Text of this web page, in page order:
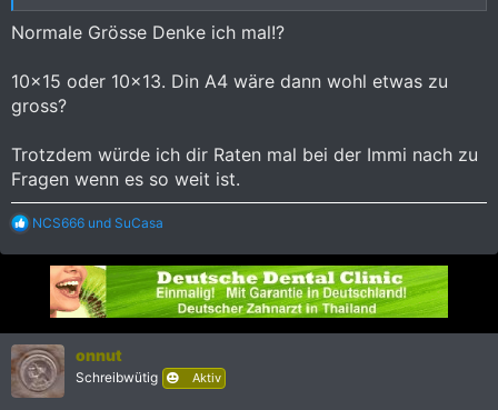
Normale Grösse Denke ich mal!?
10x15 oder 10x13. Din A4 wäre dann wohl etwas zu
gross?
Trotzdem würde ich dir Raten mal bei der Immi nach zu
Fragen wenn es so weit ist.
R
a
n
e
n
:
NCS666 und SuCasa
onnut
Schreibwütig Aktiv